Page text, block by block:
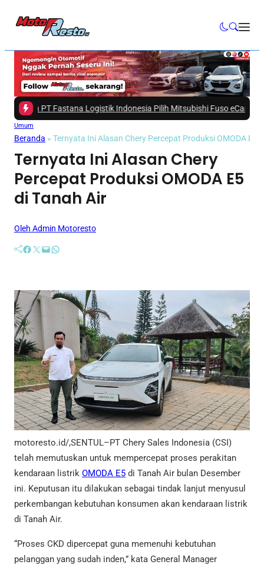
PT Fastana Logistik Indonesia Pilih Mitsubishi Fuso eCanter untuk
Umum
Beranda » Ternyata Ini Alasan Chery Percepat Produksi OMODA E5
Ternyata Ini Alasan Chery
Percepat Produksi OMODA E5
di Tanah Air
Oleh Admin Motoresto
Facebook Twitter Mail WhatsApp
motoresto.id/,SENTUL–PT Chery Sales Indonesia (CSI)
telah memutuskan untuk mempercepat proses perakitan
kendaraan listrik OMODA E5 di Tanah Air bulan Desember
ini. Keputusan itu dilakukan sebagai tindak lanjut menyusul
perkembangan kebutuhan konsumen akan kendaraan listrik
di Tanah Air.
“Proses CKD dipercepat guna memenuhi kebutuhan
pelanggan yang sudah inden,” kata General Manager